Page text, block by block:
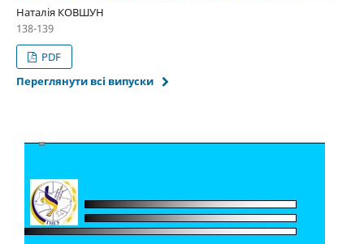
Наталія КОВШУН
138-139
PDF
Переглянути всі випуски